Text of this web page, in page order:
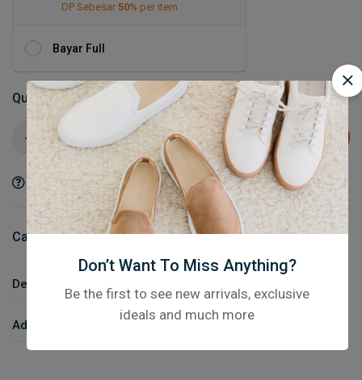
DP Sebesar 50% per item
Bayar Full
Quantity
Add to cart
Ask a Question Share
Category: AC & Genset
Description
Additional Information
Don’t Want To Miss Anything?
Be the first to see new arrivals, exclusive
ideals and much more